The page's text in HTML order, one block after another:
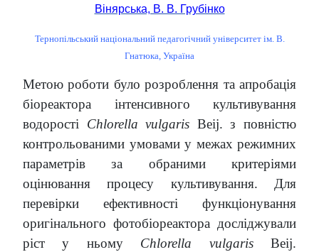
Вінярська, В. В. Грубінко
Тернопільський національний педагогічний університет ім. В.
Гнатюка, Україна
Метою роботи було розроблення та апробація
біореактора інтенсивного культивування
водорості Chlorella vulgaris Beij. з повністю
контрольованими умовами у межах режимних
параметрів за обраними критеріями
оцінювання процесу культивування. Для
перевірки ефективності функціонування
оригінального фотобіореактора досліджували
ріст у ньому Chlorella vulgarisBeij.